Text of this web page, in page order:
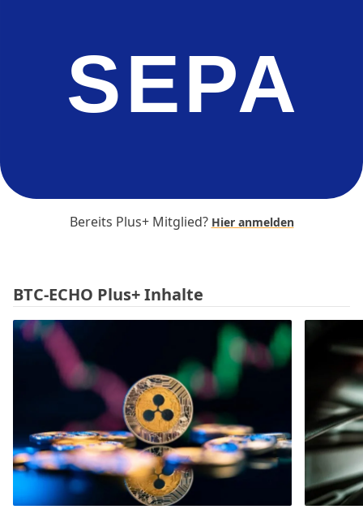
SEPA
Bereits Plus+ Mitglied? Hier anmelden
BTC-ECHO Plus+ Inhalte